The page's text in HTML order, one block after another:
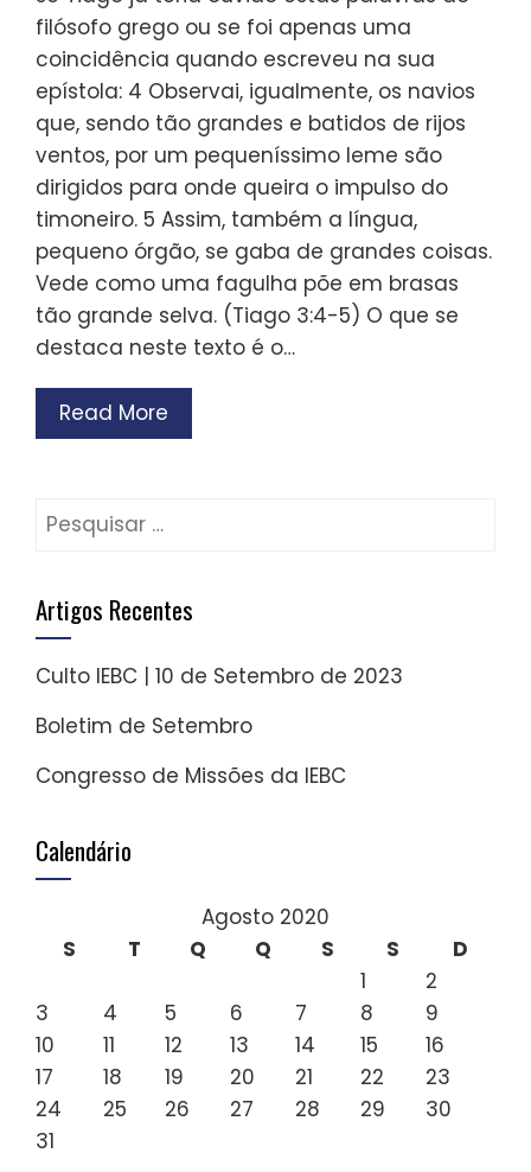
filósofo grego ou se foi apenas uma
coincidência quando escreveu na sua
epístola: 4 Observai, igualmente, os navios
que, sendo tão grandes e batidos de rijos
ventos, por um pequeníssimo leme são
dirigidos para onde queira o impulso do
timoneiro. 5 Assim, também a língua,
pequeno órgão, se gaba de grandes coisas.
Vede como uma fagulha põe em brasas
tão grande selva. (Tiago 3:4-5) O que se
destaca neste texto é o…
Read More
Pesquisar
Artigos Recentes
Culto IEBC | 10 de Setembro de 2023
Boletim de Setembro
Congresso de Missões da IEBC
Calendário
Agosto 2020
S
T Q Q S S
D
1
2
3
4 5 6 7 8
9
10
11 12 13 14 15
16
17
18 19 20 21 22
23
24
25 26 27 28 29
30
31